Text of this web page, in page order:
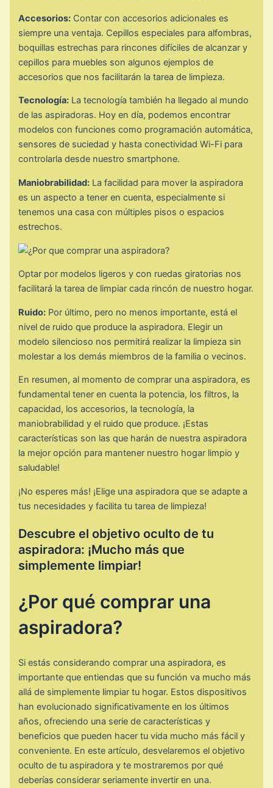
Accesorios: Contar con accesorios adicionales es
siempre una ventaja. Cepillos especiales para alfombras,
boquillas estrechas para rincones difíciles de alcanzar y
cepillos para muebles son algunos ejemplos de
accesorios que nos facilitarán la tarea de limpieza.
Tecnología: La tecnología también ha llegado al mundo
de las aspiradoras. Hoy en día, podemos encontrar
modelos con funciones como programación automática,
sensores de suciedad y hasta conectividad Wi-Fi para
controlarla desde nuestro smartphone.
Maniobrabilidad: La facilidad para mover la aspiradora
es un aspecto a tener en cuenta, especialmente si
tenemos una casa con múltiples pisos o espacios
estrechos.
Optar por modelos ligeros y con ruedas giratorias nos
facilitará la tarea de limpiar cada rincón de nuestro hogar.
Ruido: Por último, pero no menos importante, está el
nivel de ruido que produce la aspiradora. Elegir un
modelo silencioso nos permitirá realizar la limpieza sin
molestar a los demás miembros de la familia o vecinos.
En resumen, al momento de comprar una aspiradora, es
fundamental tener en cuenta la potencia, los filtros, la
capacidad, los accesorios, la tecnología, la
maniobrabilidad y el ruido que produce. ¡Estas
características son las que harán de nuestra aspiradora
la mejor opción para mantener nuestro hogar limpio y
saludable!
¡No esperes más! ¡Elige una aspiradora que se adapte a
tus necesidades y facilita tu tarea de limpieza!
Descubre el objetivo oculto de tu
aspiradora: ¡Mucho más que
simplemente limpiar!
¿Por qué comprar una
aspiradora?
Si estás considerando comprar una aspiradora, es
importante que entiendas que su función va mucho más
allá de simplemente limpiar tu hogar. Estos dispositivos
han evolucionado significativamente en los últimos
años, ofreciendo una serie de características y
beneficios que pueden hacer tu vida mucho más fácil y
conveniente. En este artículo, desvelaremos el objetivo
oculto de tu aspiradora y te mostraremos por qué
deberías considerar seriamente invertir en una.